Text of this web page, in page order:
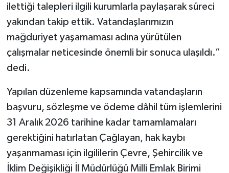
ilettiği talepleri ilgili kurumlarla paylaşarak süreci
yakından takip ettik. Vatandaşlarımızın
mağduriyet yaşamaması adına yürütülen
çalışmalar neticesinde önemli bir sonuca ulaşıldı.”
dedi.
Yapılan düzenleme kapsamında vatandaşların
başvuru, sözleşme ve ödeme dâhil tüm işlemlerini
31 Aralık 2026 tarihine kadar tamamlamaları
gerektiğini hatırlatan Çağlayan, hak kaybı
yaşanmaması için ilgililerin Çevre, Şehircilik ve
İklim Değişikliği İl Müdürlüğü Milli Emlak Birimi